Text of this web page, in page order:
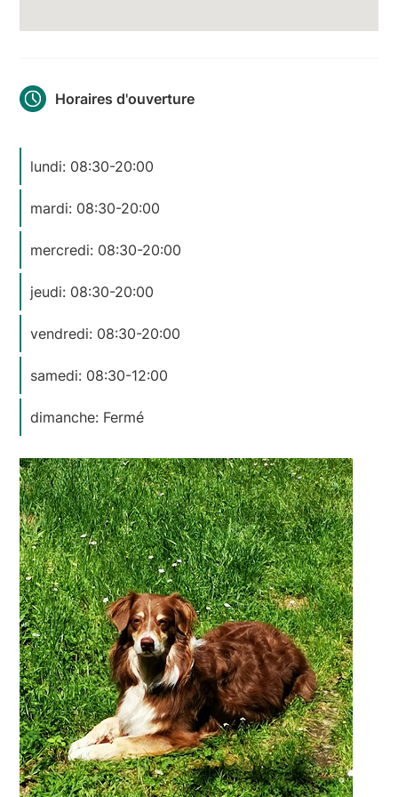
Horaires d'ouverture
lundi: 08:30-20:00
mardi: 08:30-20:00
mercredi: 08:30-20:00
jeudi: 08:30-20:00
vendredi: 08:30-20:00
samedi: 08:30-12:00
dimanche: Fermé